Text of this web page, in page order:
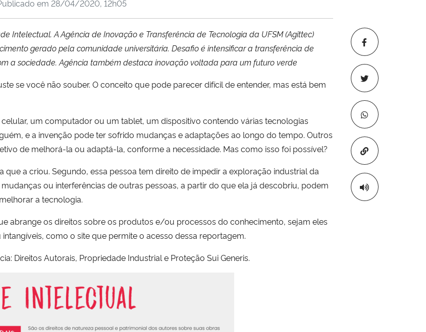
Copiar para
em 28/04/2020, 12h05
Intelectual. A Agência de Inovação e Transferência de Tecnologia da UFSM (Agittec)
gerado pela comunidade universitária. Desafio é intensificar a transferência de
a sociedade. Agência também destaca inovação voltada para um futuro verde
se você não souber. O conceito que pode parecer difícil de entender, mas está bem
um computador ou um tablet, um dispositivo contendo várias tecnologias
e a invenção pode ter sofrido mudanças e adaptações ao longo do tempo. Outros
de melhorá-la ou adaptá-la, conforme a necessidade. Mas como isso foi possível?
a criou. Segundo, essa pessoa tem direito de impedir a exploração industrial da
ou interferências de outras pessoas, a partir do que ela já descobriu, podem
a tecnologia.
abrange os direitos sobre os produtos e/ou processos do conhecimento, sejam eles
como o site que permite o acesso dessa reportagem.
Direitos Autorais, Propriedade Industrial e Proteção Sui Generis.